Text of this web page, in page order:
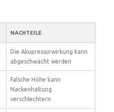
NACHTEILE
Die Akupressurwirkung kann
abgeschwächt werden
Falsche Höhe kann
Nackenhaltung
verschlechtern